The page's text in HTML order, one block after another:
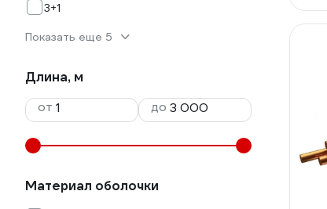
3+1
Показать еще 5
Длина, м
от
до
Материал оболочки